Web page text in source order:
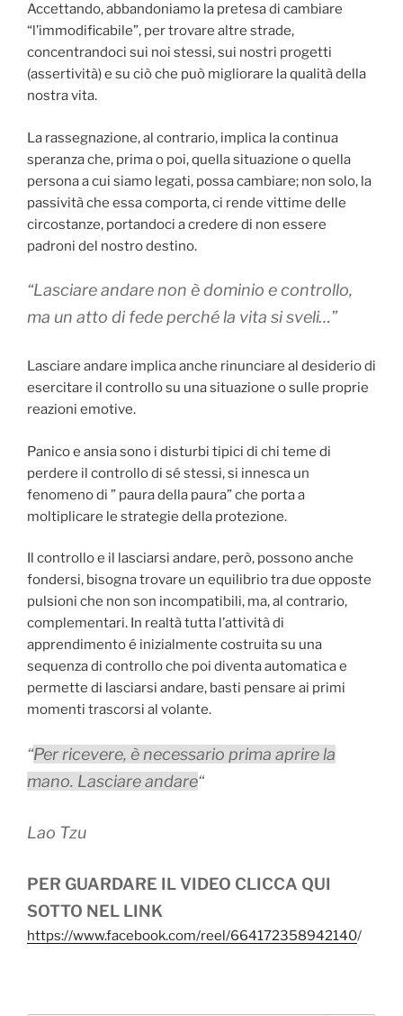
Accettando, abbandoniamo la pretesa di cambiare
“l’immodificabile”, per trovare altre strade,
concentrandoci sui noi stessi, sui nostri progetti
(assertività) e su ciò che può migliorare la qualità della
nostra vita.
La rassegnazione, al contrario, implica la continua
speranza che, prima o poi, quella situazione o quella
persona a cui siamo legati, possa cambiare; non solo, la
passività che essa comporta, ci rende vittime delle
circostanze, portandoci a credere di non essere
padroni del nostro destino.
“Lasciare andare non è dominio e controllo,
ma un atto di fede perché la vita si sveli…”
Lasciare andare implica anche rinunciare al desiderio di
esercitare il controllo su una situazione o sulle proprie
reazioni emotive.
Panico e ansia sono i disturbi tipici di chi teme di
perdere il controllo di sé stessi, si innesca un
fenomeno di ” paura della paura” che porta a
moltiplicare le strategie della protezione.
Il controllo e il lasciarsi andare, però, possono anche
fondersi, bisogna trovare un equilibrio tra due opposte
pulsioni che non son incompatibili, ma, al contrario,
complementari. In realtà tutta l’attività di
apprendimento é inizialmente costruita su una
sequenza di controllo che poi diventa automatica e
permette di lasciarsi andare, basti pensare ai primi
momenti trascorsi al volante.
“Per ricevere, è necessario prima aprire la
mano. Lasciare andare“
Lao Tzu
PER GUARDARE IL VIDEO CLICCA QUI
SOTTO NEL LINK
https://www.facebook.com/reel/664172358942140/